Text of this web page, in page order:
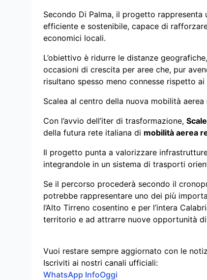
Secondo Di Palma, il progetto
efficiente e sostenibile, capace di
economici locali.
L’obiettivo è ridurre le distanze
occasioni di crescita per aree che, pur
risultano spesso meno connesse rispetto
Scalea al centro della nuova mobilità aerea
Con l’avvio dell’iter di trasformazione,
della futura rete italiana di mobilità aerea
Il progetto punta a valorizzare
integrandole in un sistema di trasporti
Se il percorso procederà secondo il
potrebbe rappresentare uno dei più
l’Alto Tirreno cosentino e per l’intera
territorio e ad attrarre nuove opportunità
Vuoi restare sempre aggiornato con le
Iscriviti ai nostri canali ufficiali:
WhatsApp InfoOggi